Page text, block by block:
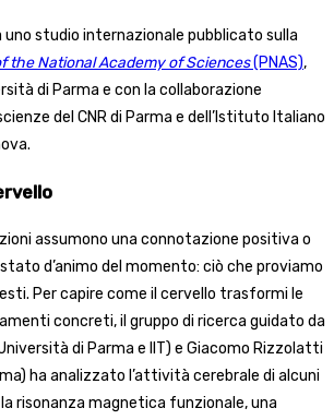
uno studio internazionale pubblicato sulla
the National Academy of Sciences(PNAS),
di Parma e con la collaborazione
del CNR di Parma e dell’Istituto Italiano
assumono una connotazione positiva o
d’animo del momento: ciò che proviamo
Per capire come il cervello trasformi le
concreti, il gruppo di ricerca guidato da
di Parma e IIT) e Giacomo Rizzolatti
ha analizzato l’attività cerebrale di alcuni
risonanza magnetica funzionale, una